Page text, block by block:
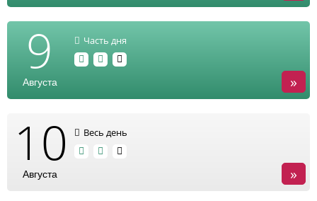
9
Августа
Часть дня
»
10
Августа
Весь день
»